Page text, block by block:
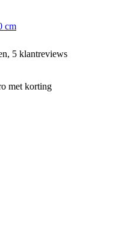
cm
5 klantreviews
met korting